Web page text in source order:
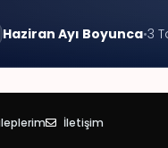
Haziran Ayı Boyunca•3
İletişim